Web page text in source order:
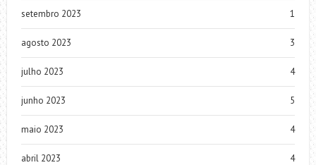
setembro 2023 1
agosto 2023 3
julho 2023 4
junho 2023 5
maio 2023 4
abril 2023 4